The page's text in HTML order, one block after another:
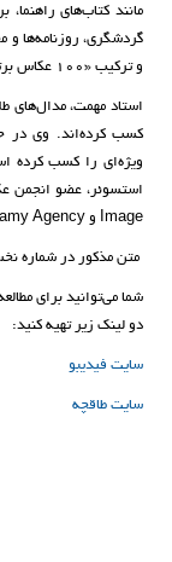
مانند کتاب‌های
گردشگری، روزنامه‌ها و
و ترکیب «۱۰۰ عکاس برتر دنیا» قرار گرفته است.
کسب کرده‌اند. وی در
ویژه‌ای را کسب کرده‌
Image و Alamy Agency می‌باشند.
متن مذکور در شماره
شما می‌توانید برای
دو لینک زیر تهیه کنید:
سایت فیدیبو
سایت طاقچه